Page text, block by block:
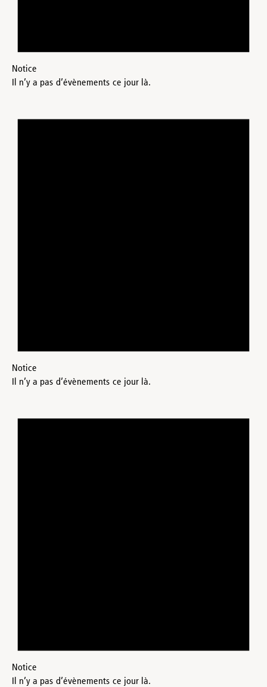
Notice
Il n’y a pas d’évènements ce jour là.
Notice
Il n’y a pas d’évènements ce jour là.
Notice
Il n’y a pas d’évènements ce jour là.